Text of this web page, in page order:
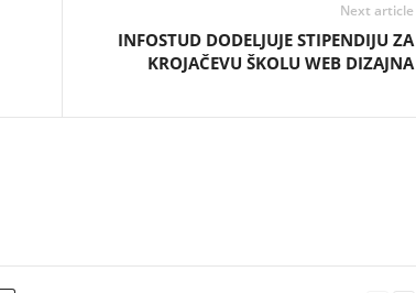
Next article
INFOSTUD DODELJUJE STIPENDIJU ZA
KROJAČEVU ŠKOLU WEB DIZAJNA